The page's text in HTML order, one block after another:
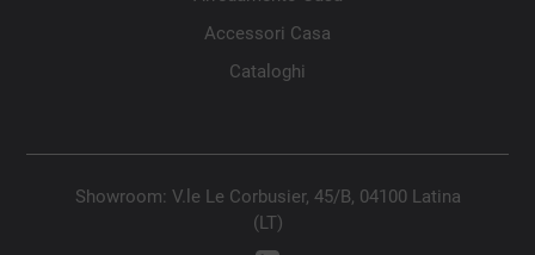
Accessori Casa
Cataloghi
Showroom: V.le Le Corbusier, 45/B, 04100 Latina
(LT)